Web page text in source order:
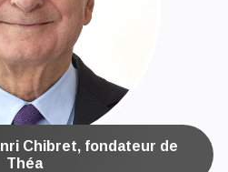
Chibret, fondateur de
Théa